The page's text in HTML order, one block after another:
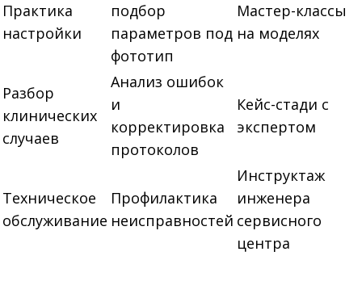
Практика
настройки
подбор
параметров под
фототип
Мастер-классы
на моделях
Разбор
клинических
случаев
Анализ ошибок
и
корректировка
протоколов
Кейс-стади с
экспертом
Техническое
обслуживание
Профилактика
неисправностей
Инструктаж
инженера
сервисного
центра